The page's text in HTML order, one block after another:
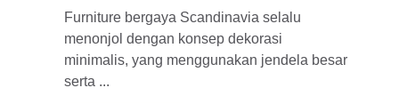
Furniture bergaya Scandinavia selalu
menonjol dengan konsep dekorasi
minimalis, yang menggunakan jendela besar
serta ...